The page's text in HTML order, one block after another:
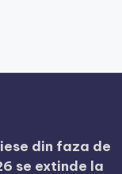
din faza de
se extinde la